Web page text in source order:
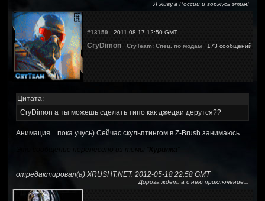
Я живу в России и горжусь этим!
#13159 2011-08-17 12:50 GMT
CryDimon CryTeam: Спец. по модам 173 сообщений
Цитата:
CryDimon а ты можешь сделать типо как джедаи дерутся??
Анимация... пока учусь) Сейчас скульптингом в Z-Brush занимаюсь.
отредактировал(а) XRUSHT.NET: 2012-05-18 22:58 GMT
Дорога ждет, а с нею приключение...